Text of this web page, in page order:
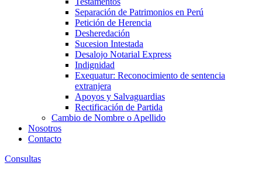
Separación de Patrimonios en Perú
Petición de Herencia
Desheredación
Sucesion Intestada
Desalojo Notarial Express
Indignidad
Exequatur: Reconocimiento de sentencia
extranjera
Apoyos y Salvaguardias
Rectificación de Partida
Cambio de Nombre o Apellido
Nosotros
Contacto
Consultas